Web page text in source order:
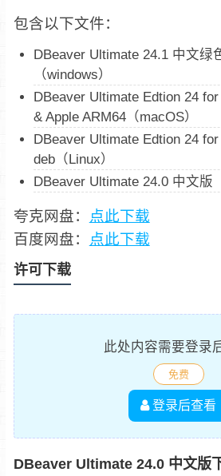
包含以下文件：
DBeaver Ultimate 24.1 中文绿
（windows）
DBeaver Ultimate Edtion 24
& Apple ARM64（macOS）
DBeaver Ultimate Edtion 24
deb（Linux）
DBeaver Ultimate 24.0 中文版
夸克网盘：
点此下载
百度网盘：
点此下载
许可下载
此处内容需要登录
免费
登录后查看
DBeaver Ultimate 24.0 中文版